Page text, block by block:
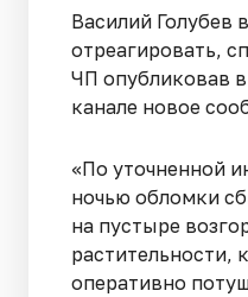
Василий
отреагировать,
ЧП опубликовав
канале новое
«По уточненной
ночью обломки
на пустыре
растительности,
оперативно